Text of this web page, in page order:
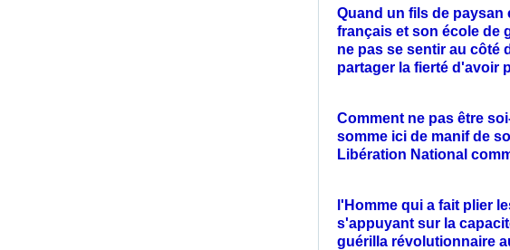
Quand un fils de paysan
français et son école de
ne pas se sentir au côté
partager la fierté d'avoir
Comment ne pas être
somme ici de manif de
Libération National
l'Homme qui a fait plier
s'appuyant sur la
guérilla révolutionnaire